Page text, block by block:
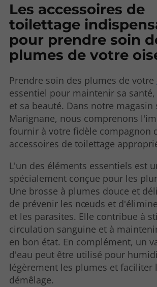
Les accessoires de
toilettage
pour prendre soin
plumes de votre
Prendre soin des plumes de votre
essentiel pour maintenir sa
et sa beauté. Dans notre magasin
Marignane, nous comprenons
fournir à votre fidèle compagnon
accessoires de toilettage
L'un des éléments essentiels est
spécialement conçue pour les
Une brosse à plumes douce et
de prévenir les nœuds et
et les parasites. Elle contribue à
circulation sanguine et à
en bon état. En complément, un
d'eau peut être utilisé pour
légèrement les plumes et faciliter
démêlage.